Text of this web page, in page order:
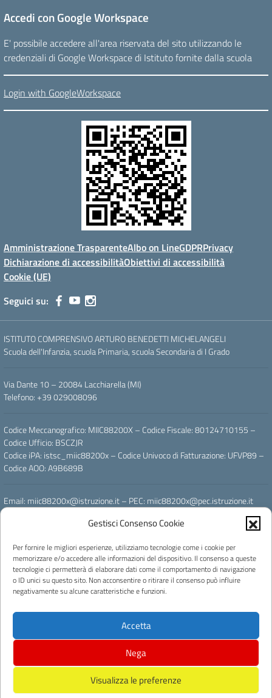
Gestisci Consenso Cookie
Per fornire le migliori esperienze, utilizziamo tecnologie come i cookie per
memorizzare e/o accedere alle informazioni del dispositivo. Il consenso a queste
tecnologie ci permetterà di elaborare dati come il comportamento di navigazione
o ID unici su questo sito. Non acconsentire o ritirare il consenso può influire
negativamente su alcune caratteristiche e funzioni.
Accetta
Nega
Visualizza le preferenze
Accedi con Google Workspace
E' possibile accedere all'area riservata del sito utilizzando le
credenziali di Google Workspace di Istituto fornite dalla scuola
Login with GoogleWorkspace
Amministrazione TrasparenteAlbo on LineGDPRPrivacy
Dichiarazione di accessibilitàObiettivi di accessibilità
Cookie (UE)
Seguici su:
ISTITUTO COMPRENSIVO ARTURO BENEDETTI MICHELANGELI
Scuola dell'Infanzia, scuola Primaria, scuola Secondaria di I Grado
Via Dante 10 – 20084 Lacchiarella (MI)
Telefono: +39 029008096
Codice Meccanografico: MIIC88200X – Codice Fiscale: 80124710155 –
Codice Ufficio: BSCZJR
Codice iPA: istsc_miic88200x – Codice Univoco di Fatturazione: UFVP89 –
Codice AOO: A9B689B
Email: miic88200x@istruzione.it – PEC: miic88200x@pec.istruzione.it
Concept & Design by Designers Italia
Progettato e sviluppato da Easyteam.org SRL